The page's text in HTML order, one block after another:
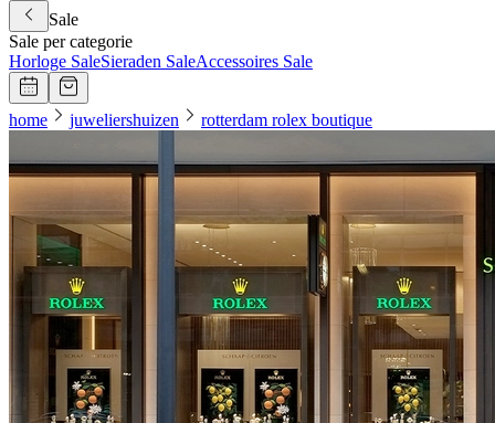
Sale
Sale per categorie
Horloge SaleSieraden SaleAccessoires Sale
home juweliershuizen rotterdam rolex boutique